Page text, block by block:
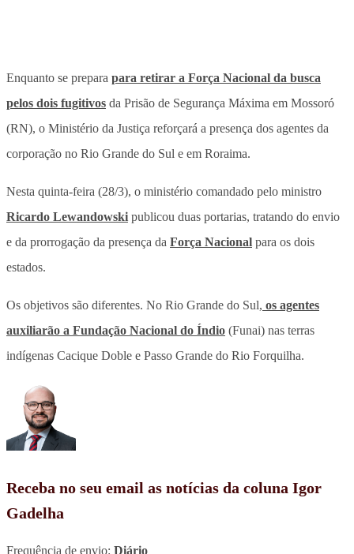
Enquanto se prepara para retirar a Força Nacional da busca
pelos dois fugitivos da Prisão de Segurança Máxima em Mossoró
(RN), o Ministério da Justiça reforçará a presença dos agentes da
corporação no Rio Grande do Sul e em Roraima.
Nesta quinta-feira (28/3), o ministério comandado pelo ministro
Ricardo Lewandowski publicou duas portarias, tratando do envio
e da prorrogação da presença da Força Nacional para os dois
estados.
Os objetivos são diferentes. No Rio Grande do Sul, os agentes
auxiliarão a Fundação Nacional do Índio (Funai) nas terras
indígenas Cacique Doble e Passo Grande do Rio Forquilha.
Receba no seu email as notícias da coluna Igor
Gadelha
Frequência de envio: Diário